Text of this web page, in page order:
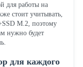
для работы на
стоит учитывать,
M.2, поэтому
нужно будет
для каждого